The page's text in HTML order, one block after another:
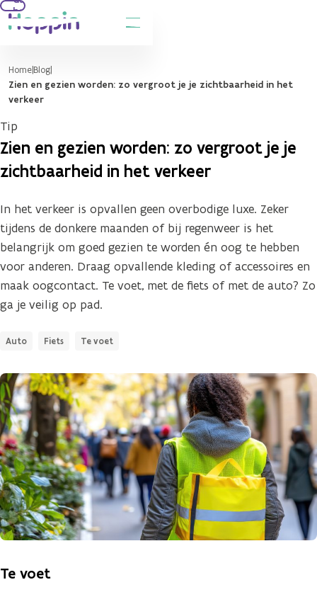
hoofdinhoud
HomeBlog
Zien en gezien worden: zo vergroot je je zichtbaarheid in het
verkeer
Tip
Zien en gezien worden: zo vergroot je je
zichtbaarheid in het verkeer
In het verkeer is opvallen geen overbodige luxe. Zeker
tijdens de donkere maanden of bij regenweer is het
belangrijk om goed gezien te worden én oog te hebben
voor anderen. Draag opvallende kleding of accessoires en
maak oogcontact. Te voet, met de fiets of met de auto? Zo
ga je veilig op pad.
Auto Fiets Te voet
Te voet